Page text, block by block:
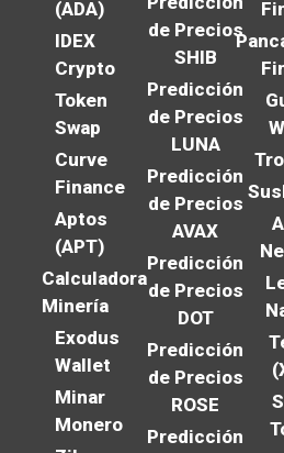
(ADA)
IDEX
Crypto
Token
Swap
Curve
Finance
Aptos
(APT)
Calculadora
Minería
Exodus
Wallet
Minar
Monero
de Precios
SHIB
Predicción
de Precios
LUNA
Predicción
de Precios
AVAX
Predicción
de Precios
DOT
Predicción
de Precios
ROSE
Predicción